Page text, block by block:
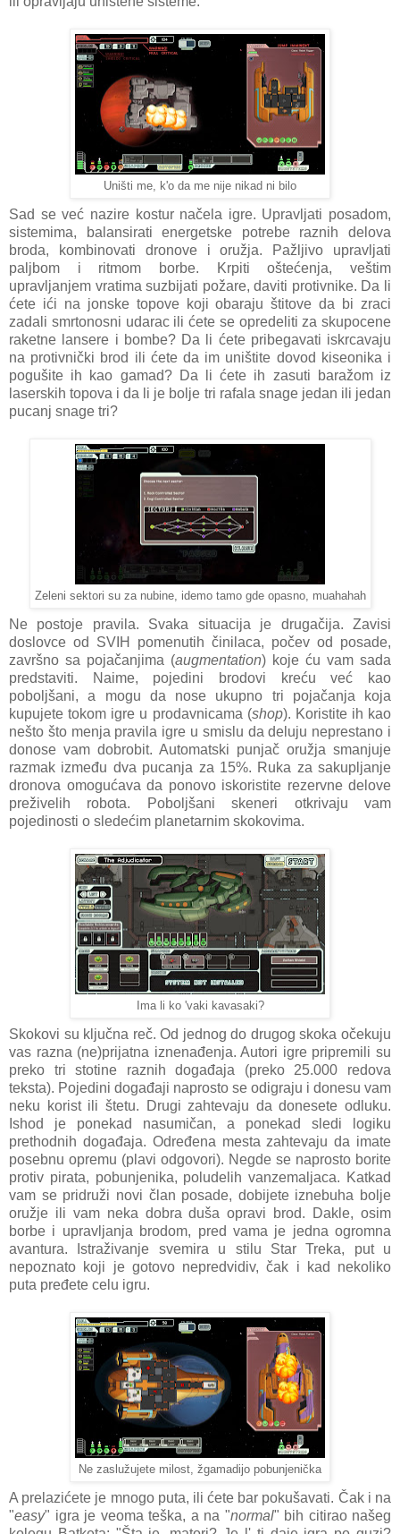
Uništi me, k'o da me nije nikad ni bilo
Sad se već nazire kostur načela igre. Upravljati posadom,
sistemima, balansirati energetske potrebe raznih delova
broda, kombinovati dronove i oružja. Pažljivo upravljati
paljbom i ritmom borbe. Krpiti oštećenja, veštim
upravljanjem vratima suzbijati požare, daviti protivnike. Da li
ćete ići na jonske topove koji obaraju štitove da bi zraci
zadali smrtonosni udarac ili ćete se opredeliti za skupocene
raketne lansere i bombe? Da li ćete pribegavati iskrcavaju
na protivnički brod ili ćete da im uništite dovod kiseonika i
pogušite ih kao gamad? Da li ćete ih zasuti baražom iz
laserskih topova i da li je bolje tri rafala snage jedan ili jedan
pucanj snage tri?
Zeleni sektori su za nubine, idemo tamo gde opasno, muahahah
Ne postoje pravila. Svaka situacija je drugačija. Zavisi
doslovce od SVIH pomenutih činilaca, počev od posade,
završno sa pojačanjima (augmentation) koje ću vam sada
predstaviti. Naime, pojedini brodovi kreću već kao
poboljšani, a mogu da nose ukupno tri pojačanja koja
kupujete tokom igre u prodavnicama (shop). Koristite ih kao
nešto što menja pravila igre u smislu da deluju neprestano i
donose vam dobrobit. Automatski punjač oružja smanjuje
razmak između dva pucanja za 15%. Ruka za sakupljanje
dronova omogućava da ponovo iskoristite rezervne delove
preživelih robota. Poboljšani skeneri otkrivaju vam
pojedinosti o sledećim planetarnim skokovima.
Ima li ko 'vaki kavasaki?
Skokovi su ključna reč. Od jednog do drugog skoka očekuju
vas razna (ne)prijatna iznenađenja. Autori igre pripremili su
preko tri stotine raznih događaja (preko 25.000 redova
teksta). Pojedini događaji naprosto se odigraju i donesu vam
neku korist ili štetu. Drugi zahtevaju da donesete odluku.
Ishod je ponekad nasumičan, a ponekad sledi logiku
prethodnih događaja. Određena mesta zahtevaju da imate
posebnu opremu (plavi odgovori). Negde se naprosto borite
protiv pirata, pobunjenika, poludelih vanzemaljaca. Katkad
vam se pridruži novi član posade, dobijete iznebuha bolje
oružje ili vam neka dobra duša opravi brod. Dakle, osim
borbe i upravljanja brodom, pred vama je jedna ogromna
avantura. Istraživanje svemira u stilu Star Treka, put u
nepoznato koji je gotovo nepredvidiv, čak i kad nekoliko
puta pređete celu igru.
Ne zaslužujete milost, žgamadijo pobunjenička
A prelazićete je mnogo puta, ili ćete bar pokušavati. Čak i na
"easy" igra je veoma teška, a na "normal" bih citirao našeg